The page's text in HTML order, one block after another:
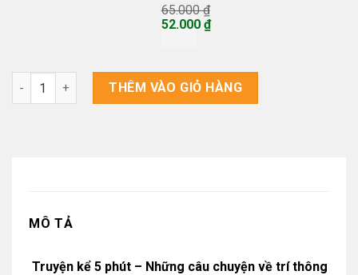
65.000₫
Giá
52.000 ₫
là:
52.000 ₫.
Truyện kể 5 phút - Những câu chuyện về trí thông minh số
THÊM VÀO GIỎ HÀNG
MÔ TẢ
Truyện kể 5 phút – Những câu chuyện về trí thông